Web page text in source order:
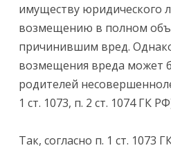
имуществу юридического
возмещению в полном
причинившим вред.
возмещения вреда может
родителей
1 ст. 1073, п. 2 ст. 1074 ГК
Так, согласно п. 1 ст. 1073